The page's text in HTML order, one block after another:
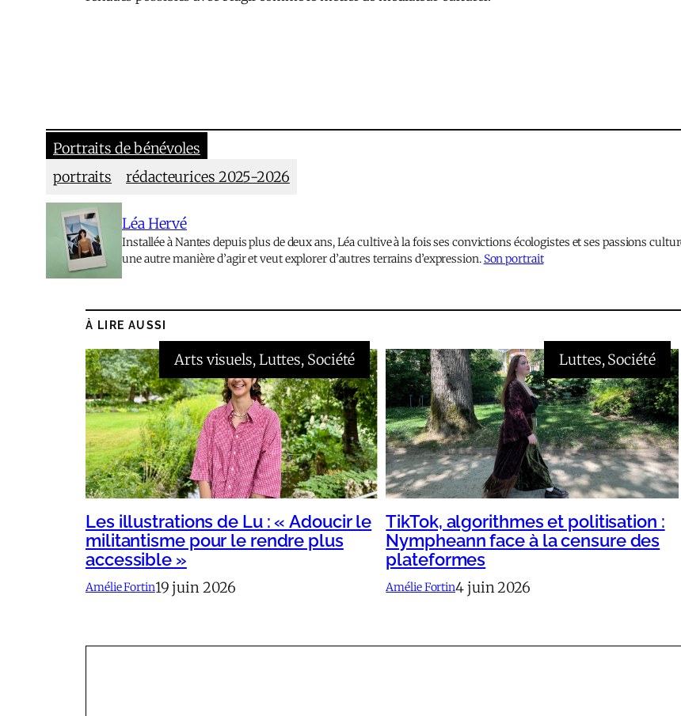
Portraits de bénévoles
portraits
rédacteurices 2025-2026
Léa Hervé
Installée à Nantes depuis plus de deux ans, Léa cultive à la fois ses convictions écologistes et ses passions
une autre manière d’agir et veut explorer d’autres terrains d’expression. Son portrait
À LIRE AUSSI
Arts visuels, Luttes, Société
Les illustrations de Lu : « Adoucir le
militantisme pour le rendre plus
accessible »
Amélie Fortin19 juin 2026
Luttes, Société
TikTok, algorithmes et politisation :
Nympheann face à la censure des
plateformes
Amélie Fortin4 juin 2026